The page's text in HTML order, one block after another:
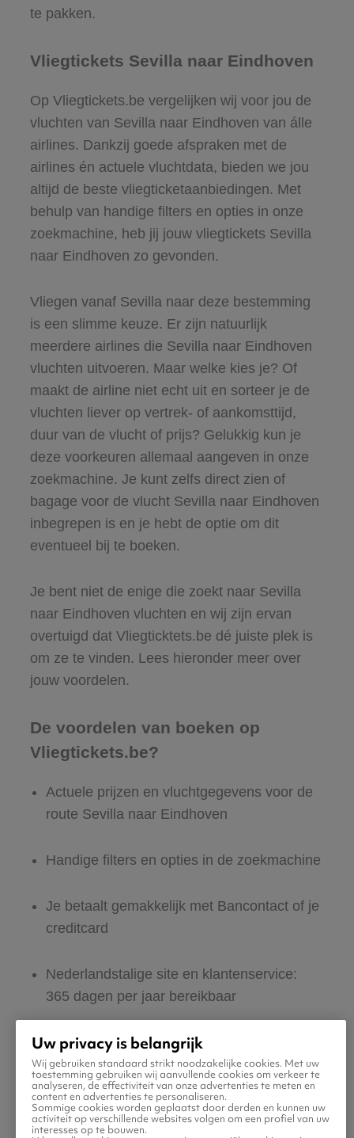
te pakken.
Vliegtickets Sevilla naar Eindhoven
Op Vliegtickets.be vergelijken wij voor jou de
vluchten van Sevilla naar Eindhoven van álle
airlines. Dankzij goede afspraken met de
airlines én actuele vluchtdata, bieden we jou
altijd de beste vliegticketaanbiedingen. Met
behulp van handige filters en opties in onze
zoekmachine, heb jij jouw vliegtickets Sevilla
naar Eindhoven zo gevonden.
Vliegen vanaf Sevilla naar deze bestemming
is een slimme keuze. Er zijn natuurlijk
meerdere airlines die Sevilla naar Eindhoven
vluchten uitvoeren. Maar welke kies je? Of
maakt de airline niet echt uit en sorteer je de
vluchten liever op vertrek- of aankomsttijd,
duur van de vlucht of prijs? Gelukkig kun je
deze voorkeuren allemaal aangeven in onze
zoekmachine. Je kunt zelfs direct zien of
bagage voor de vlucht Sevilla naar Eindhoven
inbegrepen is en je hebt de optie om dit
eventueel bij te boeken.
Je bent niet de enige die zoekt naar Sevilla
naar Eindhoven vluchten en wij zijn ervan
overtuigd dat Vliegticktets.be dé juiste plek is
om ze te vinden. Lees hieronder meer over
jouw voordelen.
De voordelen van boeken op
Vliegtickets.be?
Actuele prijzen en vluchtgegevens voor de
route Sevilla naar Eindhoven
Handige filters en opties in de zoekmachine
Je betaalt gemakkelijk met Bancontact of je
creditcard
Nederlandstalige site en klantenservice:
365 dagen per jaar bereikbaar
Zeker van veilig boeken en betalen
Boek ook direct een hotel of huurauto voor
in Eindhoven
Uw privacy is belangrijk
Wij gebruiken standaard strikt noodzakelijke cookies. Met uw
toestemming gebruiken wij aanvullende cookies om verkeer te
analyseren, de effectiviteit van onze advertenties te meten en
content en advertenties te personaliseren.
Sommige cookies worden geplaatst door derden en kunnen uw
activiteit op verschillende websites volgen om een profiel van uw
interesses op te bouwen.